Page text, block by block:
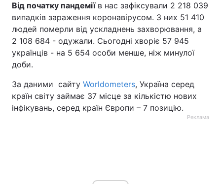
Від початку пандеміїв нас зафіксували 2 218 039
випадків зараження коронавірусом. З них 51 410
людей померли від ускладнень захворювання, а
2 108 684 - одужали. Сьогодні хворіє 57 945
українців - на 5 654 особи менше, ніж минулої
доби.
За даними сайту Worldometers, Україна серед
країн світу займає 37 місце за кількістю нових
інфікувань, серед країн Європи – 7 позицію.
Реклама